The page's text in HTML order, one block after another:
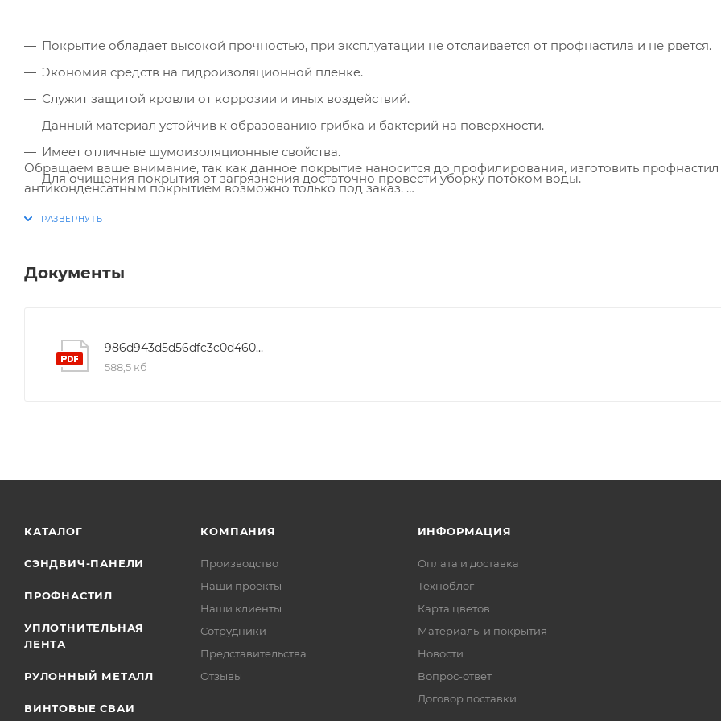
Покрытие обладает высокой прочностью, при эксплуатации не отслаивается от профнастила и не рвется.
Экономия средств на гидроизоляционной пленке.
Служит защитой кровли от коррозии и иных воздействий.
Данный материал устойчив к образованию грибка и бактерий на поверхности.
Имеет отличные шумоизоляционные свойства.
Для очищения покрытия от загрязнения достаточно провести уборку потоком воды.
Обращаем ваше внимание, так как данное покрытие наносится до профилирования, изготовить профнастил
антиконденсатным покрытием возможно только под заказ.
Документы
986d943d5d56dfc3c0d4605982deabe8
588,5 кб
КАТАЛОГ
СЭНДВИЧ-ПАНЕЛИ
ПРОФНАСТИЛ
УПЛОТНИТЕЛЬНАЯ
ЛЕНТА
РУЛОННЫЙ МЕТАЛЛ
ВИНТОВЫЕ СВАИ
КОМПАНИЯ
Производство
Наши проекты
Наши клиенты
Сотрудники
Представительства
Отзывы
ИНФОРМАЦИЯ
Оплата и доставка
Техноблог
Карта цветов
Материалы и покрытия
Новости
Вопрос-ответ
Договор поставки